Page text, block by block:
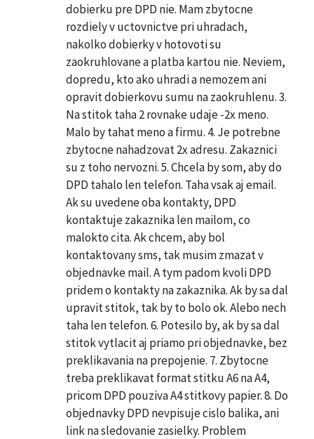
dobierku pre DPD nie. Mam zbytocne
rozdiely v uctovnictve pri uhradach,
nakolko dobierky v hotovoti su
zaokruhlovane a platba kartou nie. Neviem,
dopredu, kto ako uhradi a nemozem ani
opravit dobierkovu sumu na zaokruhlenu. 3.
Na stitok taha 2 rovnake udaje -2x meno.
Malo by tahat meno a firmu. 4. Je potrebne
zbytocne nahadzovat 2x adresu. Zakaznici
su z toho nervozni. 5. Chcela by som, aby do
DPD tahalo len telefon. Taha vsak aj email.
Ak su uvedene oba kontakty, DPD
kontaktuje zakaznika len mailom, co
malokto cita. Ak chcem, aby bol
kontaktovany sms, tak musim zmazat v
objednavke mail. A tym padom kvoli DPD
pridem o kontakty na zakaznika. Ak by sa dal
upravit stitok, tak by to bolo ok. Alebo nech
taha len telefon. 6. Potesilo by, ak by sa dal
stitok vytlacit aj priamo pri objednavke, bez
preklikavania na prepojenie. 7. Zbytocne
treba preklikavat format stitku A6 na A4,
pricom DPD pouziva A4 stitkovy papier. 8. Do
objednavky DPD nevpisuje cislo balika, ani
link na sledovanie zasielky. Problem